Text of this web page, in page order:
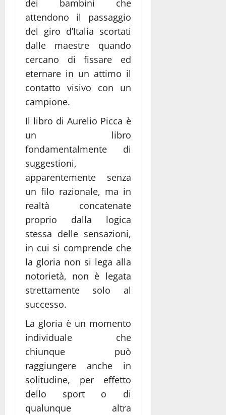
dei bambini che
attendono il passaggio
del giro d’Italia scortati
dalle maestre quando
cercano di fissare ed
eternare in un attimo il
contatto visivo con un
campione.
Il libro di Aurelio Picca è
un libro
fondamentalmente di
suggestioni,
apparentemente senza
un filo razionale, ma in
realtà concatenate
proprio dalla logica
stessa delle sensazioni,
in cui si comprende che
la gloria non si lega alla
notorietà, non è legata
strettamente solo al
successo.
La gloria è un momento
individuale che
chiunque può
raggiungere anche in
solitudine, per effetto
dello sport o di
qualunque altra